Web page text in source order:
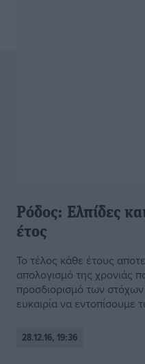
Ρόδος: Ελπίδες
έτος
Το τέλος κάθε έτους
απολογισμό της χρονιάς
προσδιορισμό των
ευκαιρία να εντοπίσουμε
28.12.16, 19:36